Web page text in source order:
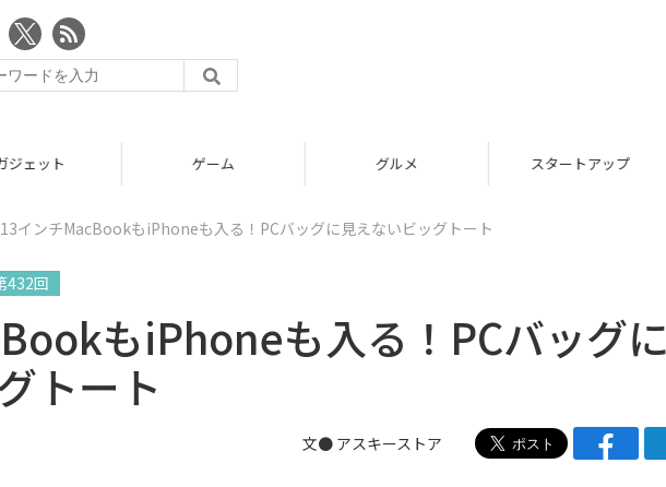
スタートアップ
13インチMacBookもiPhoneも入る！PCバッグに見えないビッグトート
432回
もiPhoneも入る！PCバッグ
トート
文● アスキーストア